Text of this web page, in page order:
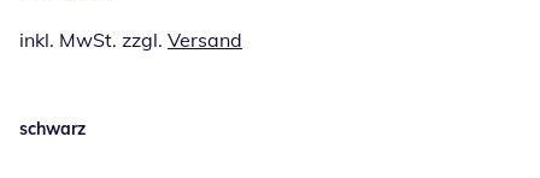
inkl. MwSt. zzgl. Versand
schwarz